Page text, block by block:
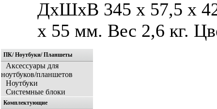
ДхШхВ 345 x 57,5 x
x 55 мм. Вес 2,6 кг.
ПК/ Ноутбуки/ Планшеты
Аксессуары для
ноутбуков/планшетов
Ноутбуки
Системные блоки
Комплектующие